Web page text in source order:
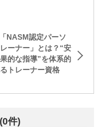
NASM認定パーソ
ーナー」とは？“安
的な指導”を体系的
トレーナー資格
件)